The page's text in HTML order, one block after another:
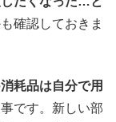
確認しておきま
消耗品は自分で用
です。新しい部